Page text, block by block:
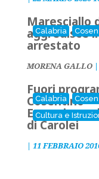
Calabria
Maresciallo
aggredisce
arrestato
MORENA GALLO|
Calabria
Cultura e
Fuori
Cosentino
Escursione
di Carolei
| 11 FEBBRAIO